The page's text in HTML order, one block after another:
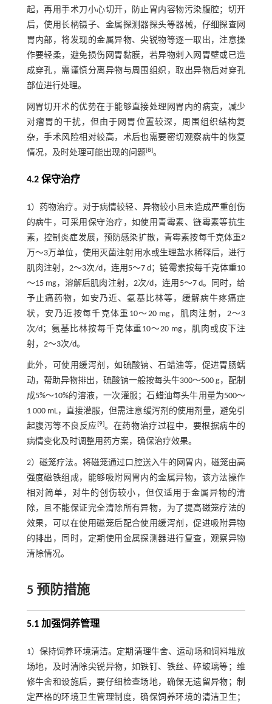
起，再用手术刀小心切开，防止胃内容物污染腹腔；切开
后，使用长柄镊子、金属探测器探头等器械，仔细探查网
胃内部，将发现的金属异物、尖锐物等逐一取出，注意操
作要轻柔，避免损伤网胃黏膜，若异物刺入网胃壁或已造
成穿孔，需谨慎分离异物与周围组织，取出异物后对穿孔
部位进行处理。
网胃切开术的优势在于能够直接处理网胃内的病变，减少
对瘤胃的干扰，但由于网胃位置较深，周围组织结构复
杂，手术风险相对较高，术后也需要密切观察病牛的恢复
情况，及时处理可能出现的问题[8]。
4.2 保守治疗
1）药物治疗。对于病情较轻、异物较小且未造成严重创伤
的病牛，可采用保守治疗，如使用青霉素、链霉素等抗生
素，控制炎症发展，预防感染扩散，青霉素按每千克体重2
万～3万单位，使用灭菌注射用水或生理盐水稀释后，进行
肌肉注射，2～3次/d，连用5～7 d；链霉素按每千克体重10
～15 mg，溶解后肌肉注射，2次/d，连用5～7 d。同时，给
予止痛药物，如安乃近、氨基比林等，缓解病牛疼痛症
状，安乃近按每千克体重10～20 mg，肌肉注射，2～3
次/d；氨基比林按每千克体重10～20 mg，肌肉或皮下注
射，2～3次/d。
此外，可使用缓泻剂，如硫酸钠、石蜡油等，促进胃肠蠕
动，帮助异物排出，硫酸钠一般按每头牛300～500 g，配制
成5%～10%的溶液，一次灌服；石蜡油每头牛用量为500～
1 000 mL，直接灌服，但需注意缓泻剂的使用剂量，避免引
起腹泻等不良反应[9]。在药物治疗过程中，要根据病牛的
病情变化及时调整用药方案，确保治疗效果。
2）磁笼疗法。将磁笼通过口腔送入牛的网胃内，磁笼由高
强度磁铁组成，能够吸附网胃内的金属异物，该方法操作
相对简单，对牛的创伤较小，但仅适用于金属异物的清
除，且不能保证完全清除所有异物，为了提高磁笼疗法的
效果，可以在使用磁笼后配合使用缓泻剂，促进吸附异物
的排出，同时，定期使用金属探测器进行复查，观察异物
清除情况。
5 预防措施
5.1 加强饲养管理
1）保持饲养环境清洁。定期清理牛舍、运动场和饲料堆放
场地，及时清除尖锐异物，如铁钉、铁丝、碎玻璃等；维
修牛舍和设施后，要仔细检查场地，确保无遗留异物；制
定严格的环境卫生管理制度，确保饲养环境的清洁卫生；